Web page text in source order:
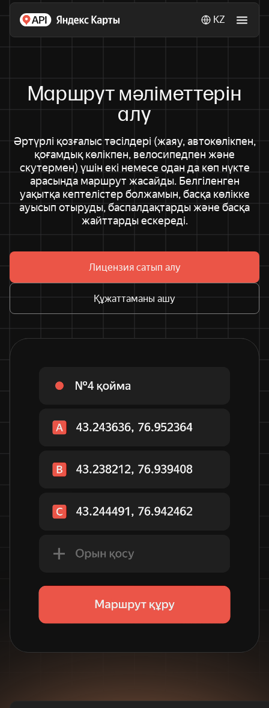
KZ
Маршрут мәліметтерін
алу
Әртүрлі қозғалыс тәсілдері (жаяу, автокөлікпен,
қоғамдық көлікпен, велосипедпен және
скутермен) үшін екі немесе одан да көп нүкте
арасында маршрут жасайды. Белгіленген
уақытқа кептелістер болжамын, басқа көлікке
ауысып отыруды, баспалдақтарды және басқа
жайттарды ескереді.
Лицензия сатып алу
Құжаттаманы ашу